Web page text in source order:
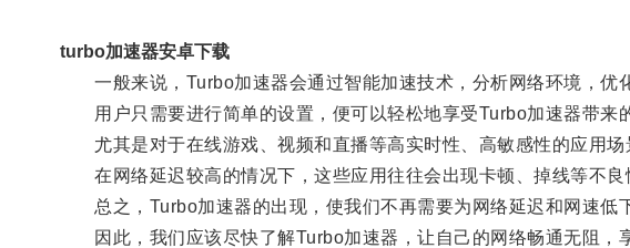
turbo加速器安卓下载
一般来说，Turbo加速器会通过智能加速技术，分析网络环境，优
用户只需要进行简单的设置，便可以轻松地享受Turbo加速器带来
尤其是对于在线游戏、视频和直播等高实时性、高敏感性的应用场
在网络延迟较高的情况下，这些应用往往会出现卡顿、掉线等不良
总之，Turbo加速器的出现，使我们不再需要为网络延迟和网速低
因此，我们应该尽快了解Turbo加速器，让自己的网络畅通无阻，